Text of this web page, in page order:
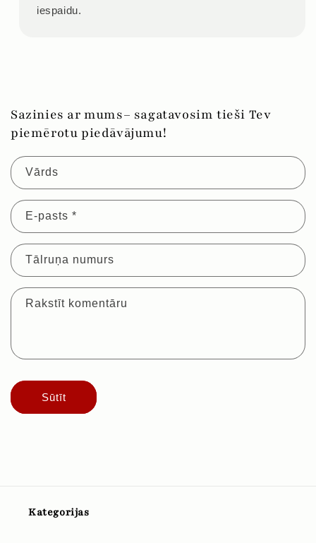
iespaidu.
Sazinies ar mums– sagatavosim tieši Tev
piemērotu piedāvājumu!
Vārds
E-pasts *
Tālruņa numurs
Rakstīt komentāru
Sūtīt
Kategorijas